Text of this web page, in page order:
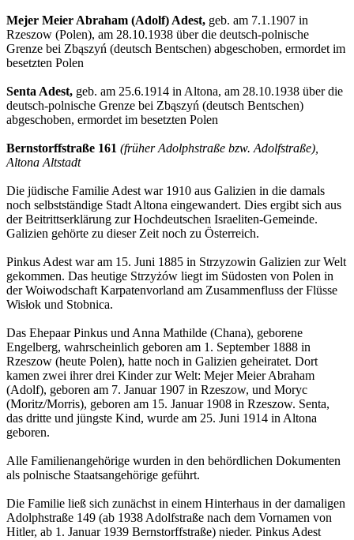
Mejer Meier Abraham (Adolf) Adest, geb. am 7.1.1907 in
Rzeszow (Polen), am 28.10.1938 über die deutsch-polnische
Grenze bei Zbąszyń (deutsch Bentschen) abgeschoben, ermordet im
besetzten Polen
Senta Adest, geb. am 25.6.1914 in Altona, am 28.10.1938 über die
deutsch-polnische Grenze bei Zbąszyń (deutsch Bentschen)
abgeschoben, ermordet im besetzten Polen
Bernstorffstraße 161 (früher Adolphstraße bzw. Adolfstraße),
Altona Altstadt
Die jüdische Familie Adest war 1910 aus Galizien in die damals
noch selbstständige Stadt Altona eingewandert. Dies ergibt sich aus
der Beitrittserklärung zur Hochdeutschen Israeliten-Gemeinde.
Galizien gehörte zu dieser Zeit noch zu Österreich.
Pinkus Adest war am 15. Juni 1885 in Strzyzowin Galizien zur Welt
gekommen. Das heutige Strzyżów liegt im Südosten von Polen in
der Woiwodschaft Karpatenvorland am Zusammenfluss der Flüsse
Wisłok und Stobnica.
Das Ehepaar Pinkus und Anna Mathilde (Chana), geborene
Engelberg, wahrscheinlich geboren am 1. September 1888 in
Rzeszow (heute Polen), hatte noch in Galizien geheiratet. Dort
kamen zwei ihrer drei Kinder zur Welt: Mejer Meier Abraham
(Adolf), geboren am 7. Januar 1907 in Rzeszow, und Moryc
(Moritz/Morris), geboren am 15. Januar 1908 in Rzeszow. Senta,
das dritte und jüngste Kind, wurde am 25. Juni 1914 in Altona
geboren.
Alle Familienangehörige wurden in den behördlichen Dokumenten
als polnische Staatsangehörige geführt.
Die Familie ließ sich zunächst in einem Hinterhaus in der damaligen
Adolphstraße 149 (ab 1938 Adolfstraße nach dem Vornamen von
Hitler, ab 1. Januar 1939 Bernstorffstraße) nieder. Pinkus Adest